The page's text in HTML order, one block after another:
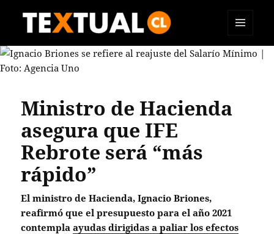
TEXTUAL
Y
WIDGETS
Ministro de Hacienda
asegura que IFE
Rebrote será “más
rápido”
El ministro de Hacienda, Ignacio Briones,
reafirmó que el presupuesto para el año 2021
contemplaayudas dirigidas a paliar los efectos